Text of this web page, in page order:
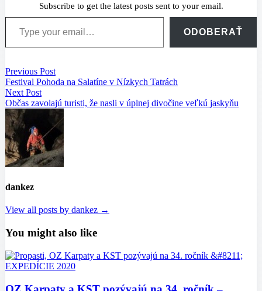
Subscribe to get the latest posts sent to your email.
Type your email…
ODOBERAŤ
Navigácia
v
článku
Previous PostPrevious
post:
Festival Pohoda na Salatíne v Nízkych Tatrách
Next PostNext
post:
Občas zavolajú turisti, že nasli v úplnej divočine veľkú jaskyňu
dankez
View all posts by dankez →
You might also like